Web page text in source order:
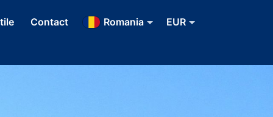
Contact Romania EUR